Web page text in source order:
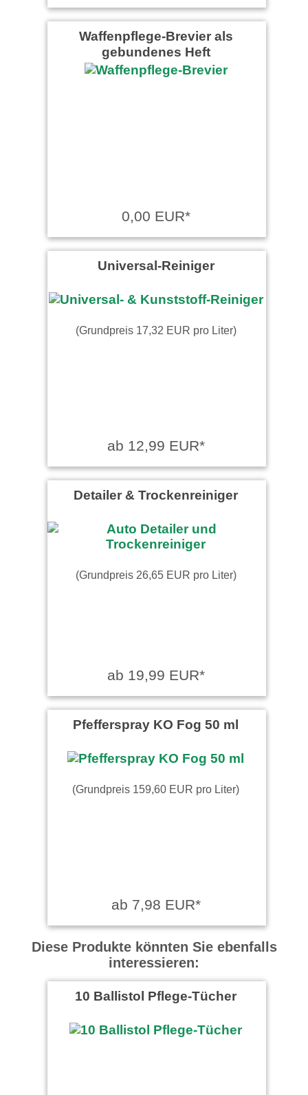
Waffenpflege-Brevier als
gebundenes Heft
0,00 EUR*
Universal-Reiniger
(Grundpreis 17,32 EUR pro Liter)
ab 12,99 EUR*
Detailer & Trockenreiniger
(Grundpreis 26,65 EUR pro Liter)
ab 19,99 EUR*
Pfefferspray KO Fog 50 ml
(Grundpreis 159,60 EUR pro Liter)
ab 7,98 EUR*
Diese Produkte könnten Sie ebenfalls
interessieren:
10 Ballistol Pflege-Tücher